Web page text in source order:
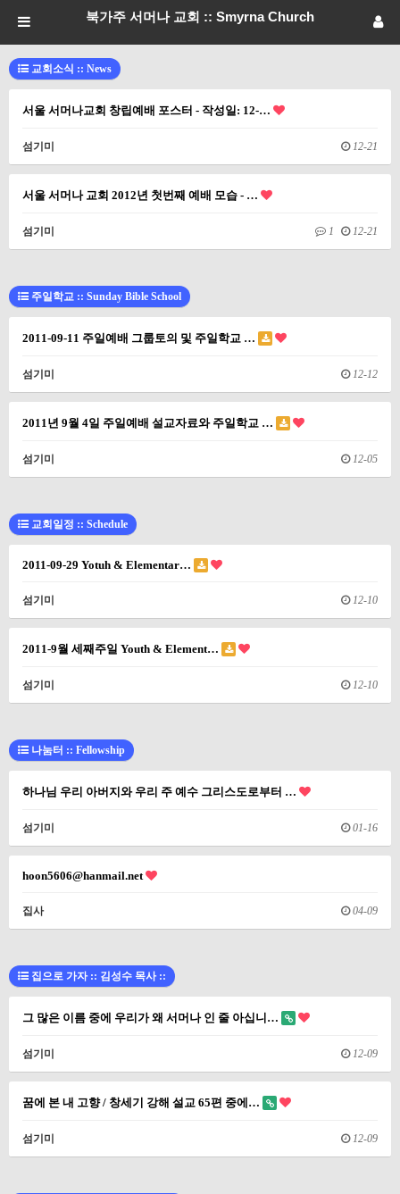
북가주 서머나 교회 :: Smyrna Church
교회소식 :: News
서울 서머나교회 창립예배 포스터 - 작성일: 12-…
섬기미 12-21
서울 서머나 교회 2012년 첫번째 예배 모습 - …
섬기미 1 12-21
주일학교 :: Sunday Bible School
2011-09-11 주일예배 그룹토의 및 주일학교 …
섬기미 12-12
2011년 9월 4일 주일예배 설교자료와 주일학교 …
섬기미 12-05
교회일정 :: Schedule
2011-09-29 Yotuh & Elementar…
섬기미 12-10
2011-9월 세째주일 Youth & Element…
섬기미 12-10
나눔터 :: Fellowship
하나님 우리 아버지와 우리 주 예수 그리스도로부터 …
섬기미 01-16
hoon5606@hanmail.net
집사 04-09
집으로 가자 :: 김성수 목사 ::
그 많은 이름 중에 우리가 왜 서머나 인 줄 아십니…
섬기미 12-09
꿈에 본 내 고향 / 창세기 강해 설교 65편 중에…
섬기미 12-09